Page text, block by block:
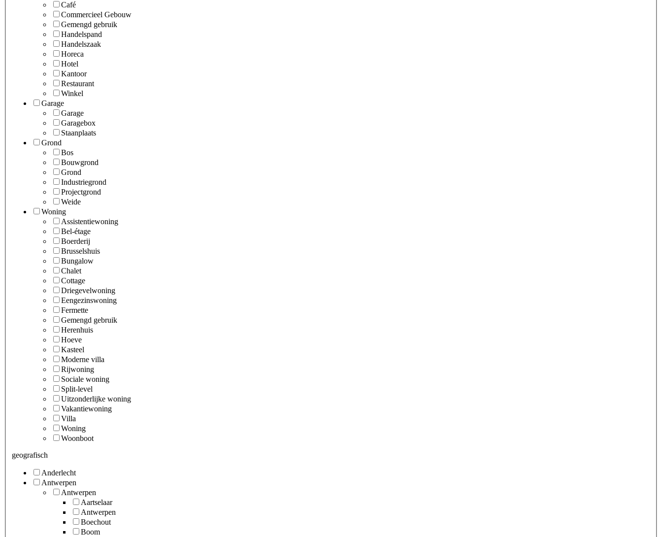
Café
Commercieel Gebouw
Gemengd gebruik
Handelspand
Handelszaak
Horeca
Hotel
Kantoor
Restaurant
Winkel
Garage
Garage
Garagebox
Staanplaats
Grond
Bos
Bouwgrond
Grond
Industriegrond
Projectgrond
Weide
Woning
Assistentiewoning
Bel-étage
Boerderij
Brusselshuis
Bungalow
Chalet
Cottage
Driegevelwoning
Eengezinswoning
Fermette
Gemengd gebruik
Herenhuis
Hoeve
Kasteel
Moderne villa
Rijwoning
Sociale woning
Split-level
Uitzonderlijke woning
Vakantiewoning
Villa
Woning
Woonboot
geografisch
Anderlecht
Antwerpen
Antwerpen
Aartselaar
Antwerpen
Boechout
Boom